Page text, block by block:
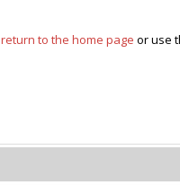
return to the home page or use